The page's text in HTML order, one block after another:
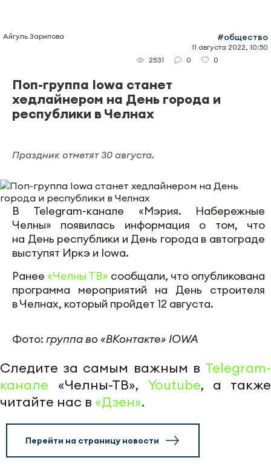
Айгуль Зарипова #общество
11 августа 2022, 10:50
2531
0 0
Поп-группа Iowa станет
хедлайнером на День города и
республики в Челнах
Праздник отметят 30 августа.
В Telegram-канале «Мэрия. Набережные
Челны» появилась информация о том, что
на День республики и День города в автограде
выступят Иркэ и Iowa.
Ранее «Челны ТВ» сообщали, что опубликована
программа мероприятий на День строителя
в Челнах, который пройдет 12 августа.
Фото: группа во «ВКонтакте» IOWA
Следите за самым важным в Telegram-
канале «Челны-ТВ», Youtube, а также
читайте нас в «Дзен».
Перейти на страницу новости